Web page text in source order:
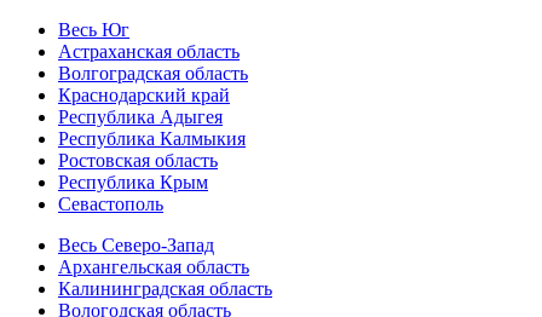
Весь Юг
Астраханская область
Волгоградская область
Краснодарский край
Республика Адыгея
Республика Калмыкия
Ростовская область
Республика Крым
Севастополь
Весь Северо-Запад
Архангельская область
Калининградская область
Вологодская область